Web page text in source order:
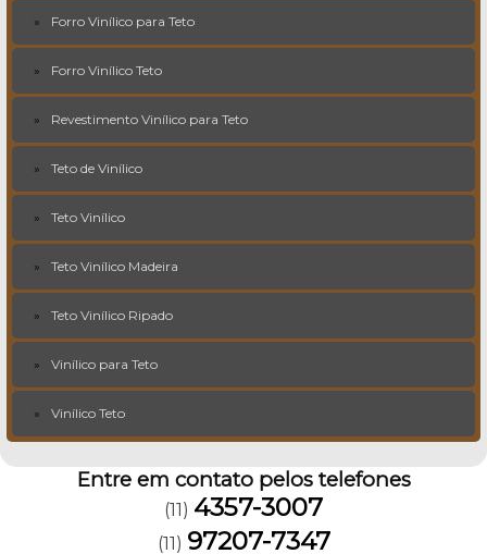
Forro Vinílico para Teto
Forro Vinílico Teto
Revestimento Vinílico para Teto
Teto de Vinílico
Teto Vinílico
Teto Vinílico Madeira
Teto Vinílico Ripado
Vinílico para Teto
Vinílico Teto
Entre em contato pelos telefones
(11) 4357-3007
(11) 97207-7347